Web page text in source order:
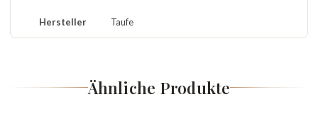
Hersteller Taufe
Ähnliche Produkte